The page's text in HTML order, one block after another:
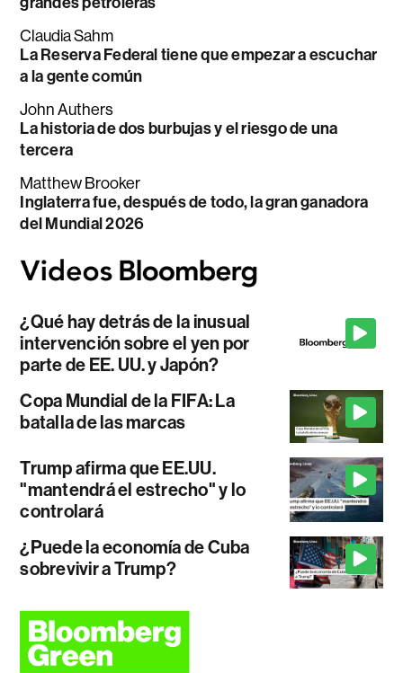
Claudia Sahm
La Reserva Federal tiene que empezar a escuchar
a la gente común
John Authers
La historia de dos burbujas y el riesgo de una
tercera
Matthew Brooker
Inglaterra fue, después de todo, la gran ganadora
del Mundial 2026
¿Qué hay detrás de la inusual
intervención sobre el yen por
parte de EE. UU. y Japón?
Copa Mundial de la FIFA: La
batalla de las marcas
Trump afirma que EE.UU.
"mantendrá el estrecho" y lo
controlará
¿Puede la economía de Cuba
sobrevivir a Trump?